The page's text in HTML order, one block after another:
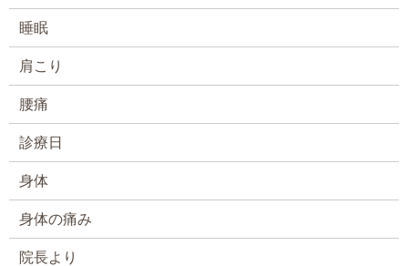
睡眠
肩こり
腰痛
診療日
身体
身体の痛み
院長より